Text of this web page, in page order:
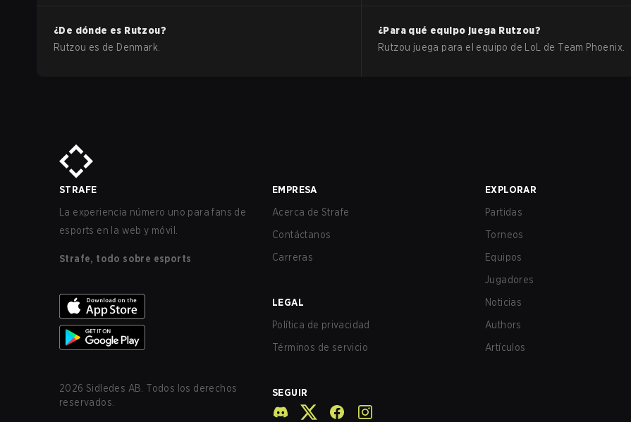
¿De dónde es Rutzou?
Rutzou es de Denmark
¿Para qué equipo juega Rutzou?
Rutzou juega para el equipo de LoL de Team Phoenix
STRAFE
La experiencia número uno para fans de
esports en la web y móvil.
Strafe, todo sobre esports
2026 Sidledes AB. Todos los derechos
reservados.
EMPRESA
Acerca de Strafe
Contáctanos
Carreras
LEGAL
Política de privacidad
Términos de servicio
SEGUIR
EXPLORAR
Partidas
Torneos
Equipos
Jugadores
Noticias
Authors
Artículos